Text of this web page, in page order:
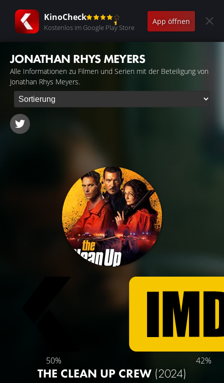
KinoCheck
Kostenlos im Google Play Store
App öffnen
JONATHAN RHYS MEYERS
Alle Informationen zu Filmen und Serien mit der Beteiligung von
Jonathan Rhys Meyers.
50% 42%
THE CLEAN UP CREW (2024)